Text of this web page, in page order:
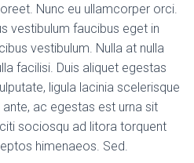
Nunc eu ullamcorper orci.
vestibulum faucibus eget in
vestibulum. Nulla at nulla
facilisi. Duis aliquet egestas
ligula lacinia scelerisque
ac egestas est urna sit
sociosqu ad litora torquent
himenaeos. Sed.